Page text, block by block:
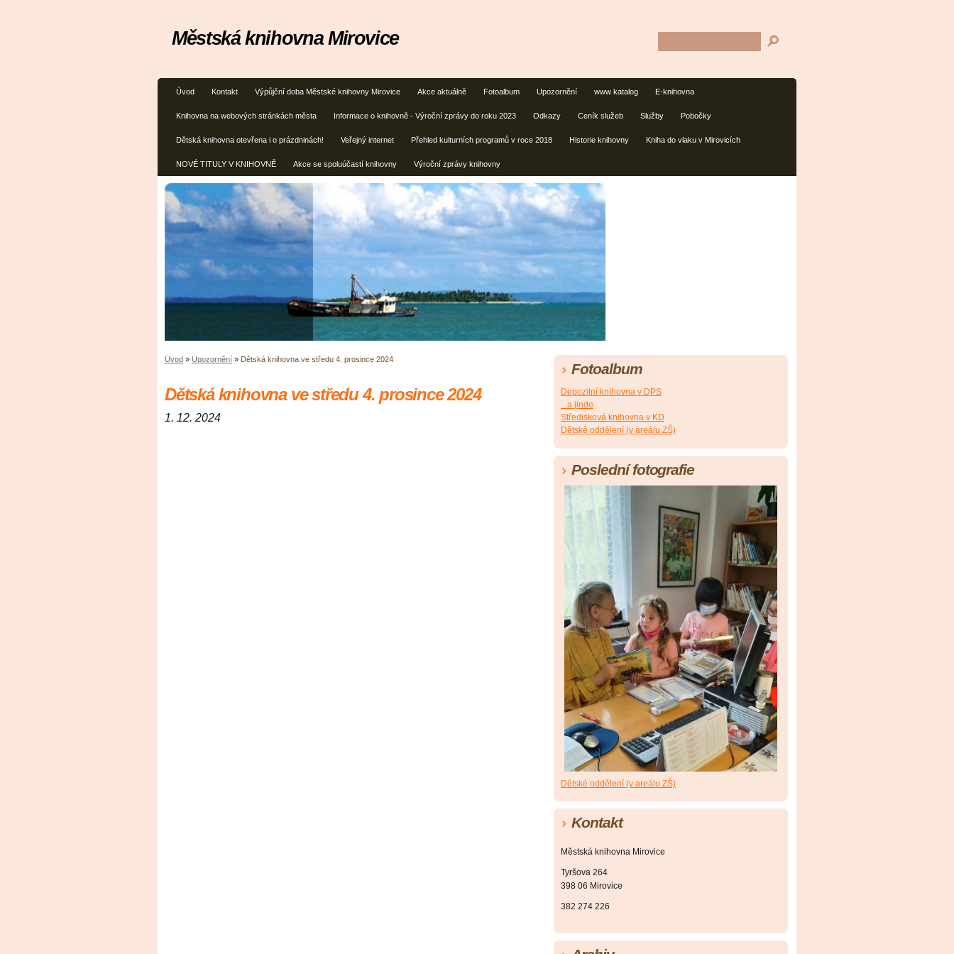
Úvod Kontakt Výpůjční doba Městské knihovny Mirovice Akce aktuálně Fotoalbum Upozornění www katalog E-knihovna
Knihovna na webových stránkách města Informace o knihovně - Výroční zprávy do roku 2023 Odkazy Ceník služeb Služby Pobočky
Dětská knihovna otevřena i o prázdninách! Veřejný internet Přehled kulturních programů v roce 2018 Historie knihovny Kniha do vlaku v Mirovicích
NOVÉ TITULY V KNIHOVNĚ Akce se spoluúčastí knihovny Výroční zprávy knihovny
Městská knihovna Mirovice
Úvod » Upozornění » Dětská knihovna ve středu 4. prosince 2024
Dětská knihovna ve středu 4. prosince 2024
1. 12. 2024
Fotoalbum
Depozitní knihovna v DPS
...a jinde
Středisková knihovna v KD
Dětské oddělení (v areálu ZŠ)
Poslední fotografie
Dětské oddělení (v areálu ZŠ)
Kontakt
Městská knihovna Mirovice
Tyršova 264
398 06 Mirovice
382 274 226